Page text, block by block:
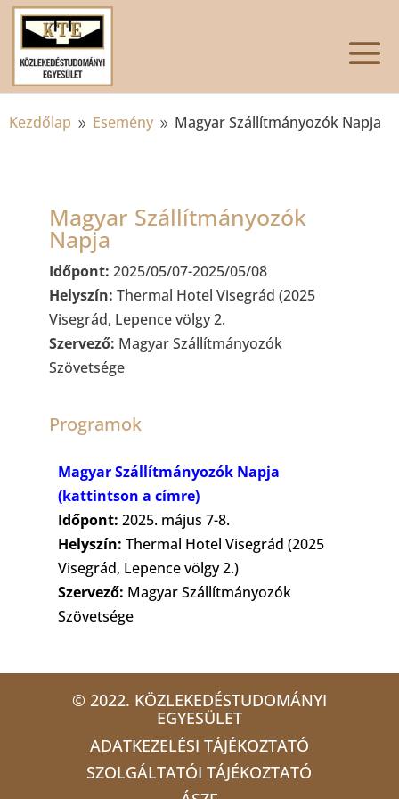
Kezdőlap 9 Esemény 9 Magyar Szállítmányozók Napja
Magyar Szállítmányozók
Napja
Időpont: 2025/05/07-2025/05/08
Helyszín: Thermal Hotel Visegrád (2025
Visegrád, Lepence völgy 2.
Szervező: Magyar Szállítmányozók
Szövetsége
Programok
Magyar Szállítmányozók Napja
(kattintson a címre)
Időpont: 2025. május 7-8.
Helyszín: Thermal Hotel Visegrád (2025
Visegrád, Lepence völgy 2.)
Szervező: Magyar Szállítmányozók
Szövetsége
© 2022. KÖZLEKEDÉSTUDOMÁNYI
EGYESÜLET
ADATKEZELÉSI TÁJÉKOZTATÓ
SZOLGÁLTATÓI TÁJÉKOZTATÓ